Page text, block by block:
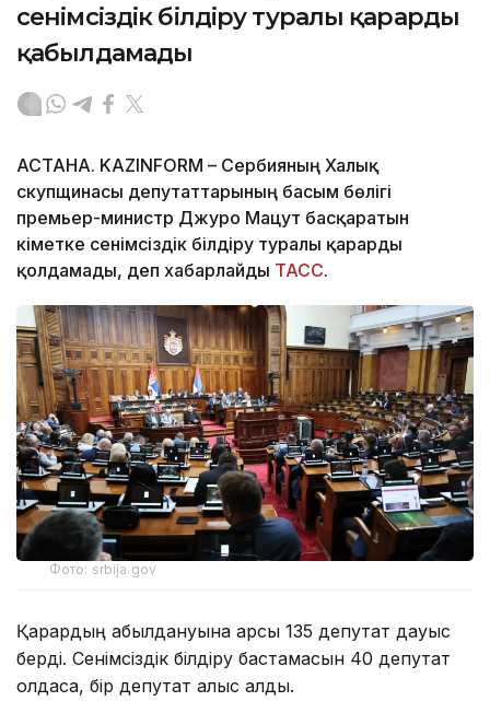
сенімсіздік білдіру туралы қарарды
қабылдамады
АСТАНА. KAZINFORM – Сербияның Халық
скупщинасы депутаттарының басым бөлігі
премьер-министр Джуро Мацут басқаратын
үкіметке сенімсіздік білдіру туралы қарарды
қолдамады, деп хабарлайды ТАСС.
Фото: srbija.gov
Қарардың қабылдануына қарсы 135 депутат дауыс
берді. Сенімсіздік білдіру бастамасын 40 депутат
қолдаса, бір депутат қалыс қалды.